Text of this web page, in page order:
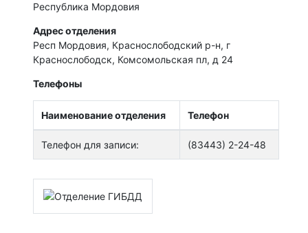
Республика Мордовия
Адрес отделения
Респ Мордовия, Краснослободский р-н, г
Краснослободск, Комсомольская пл, д 24
Телефоны
Наименование отделения Телефон
Телефон для записи: (83443) 2-24-48